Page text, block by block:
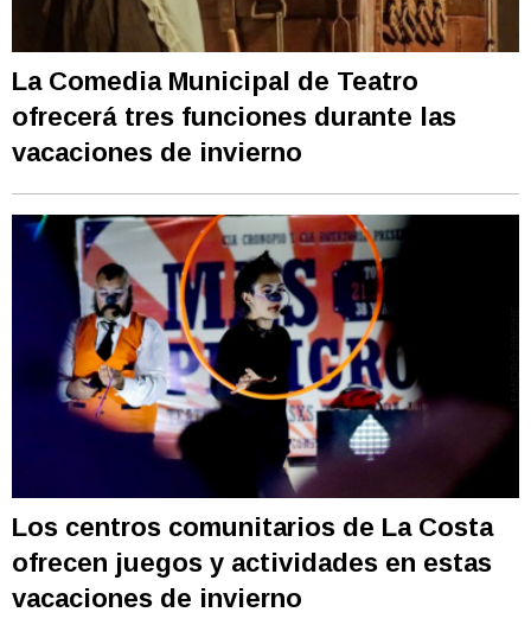
La Comedia Municipal de Teatro
ofrecerá tres funciones durante las
vacaciones de invierno
Los centros comunitarios de La Costa
ofrecen juegos y actividades en estas
vacaciones de invierno